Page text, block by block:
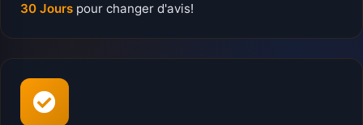
30 Jours pour changer d'avis!